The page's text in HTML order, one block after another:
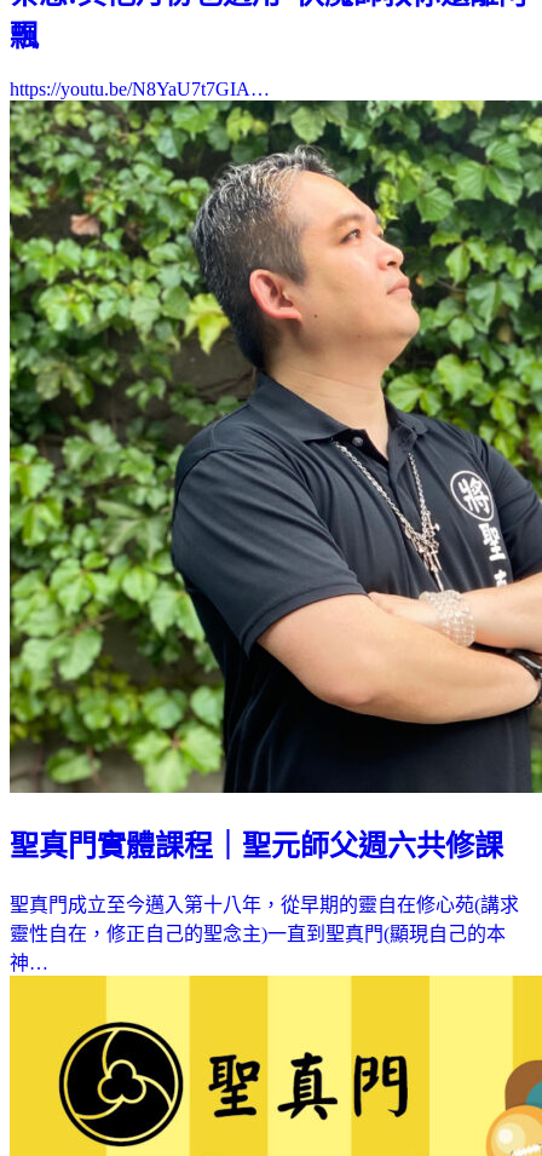
飄
https://youtu.be/N8YaU7t7GIA…
聖真門實體課程｜聖元師父週六共修課
聖真門成立至今邁入第十八年，從早期的靈自在修心苑(講求
靈性自在，修正自己的聖念主)一直到聖真門(顯現自己的本
神…